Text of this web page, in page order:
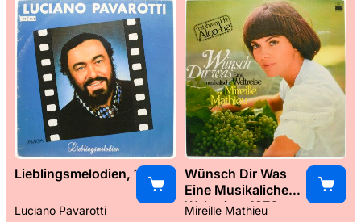
Lieblingsmelodien, 1989
Luciano Pavarotti
Wünsch Dir Was
Eine Musikaliche
Weltreise, 1976
Mireille Mathieu